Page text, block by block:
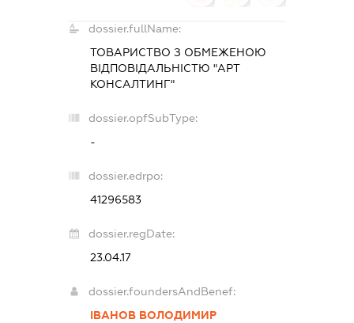
dossier.fullName:
ТОВАРИСТВО З ОБМЕЖЕНОЮ
ВІДПОВІДАЛЬНІСТЮ "АРТ
КОНСАЛТИНГ"
dossier.opfSubType:
-
dossier.edrpo:
41296583
dossier.regDate:
23.04.17
dossier.foundersAndBenef:
ІВАНОВ ВОЛОДИМИР